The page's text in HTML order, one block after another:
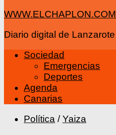
WWW.ELCHAPLON.COM
Diario digital de Lanzarote
Sociedad
Emergencias
Deportes
Agenda
Canarias
Política / Yaiza